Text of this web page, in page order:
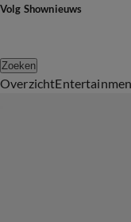
Volg Shownieuws
Zoeken
Overzicht